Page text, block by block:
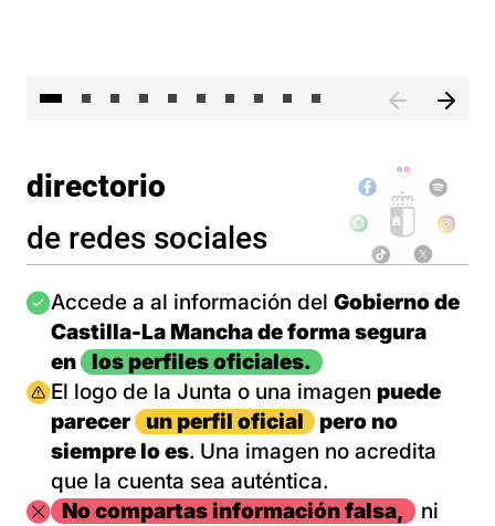
directorio
de redes sociales
Imagen
Accede a al información del Gobierno de
Castilla-La Mancha de forma segura
en
los perfiles oficiales.
Imagen
El logo de la Junta o una imagen puede
parecer
un perfil oficial
pero no
siempre lo es. Una imagen no acredita
que la cuenta sea auténtica.
ImagenNo compartas información falsa,
ni